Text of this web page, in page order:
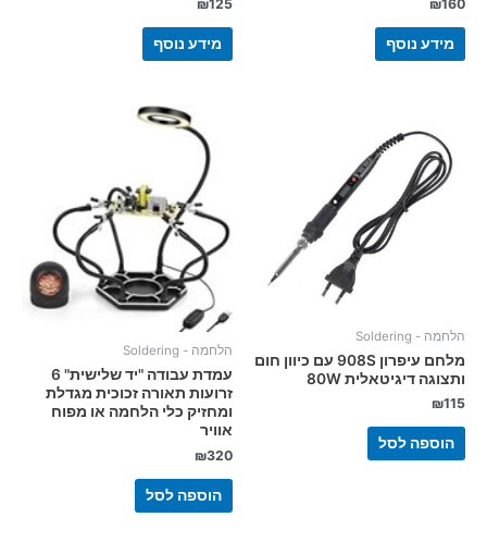
₪160
מידע נוסף
₪125
מידע נוסף
הלחמה - Soldering
מלחם עיפרון 908S עם כיוון חום
ותצוגה דיגיטאלית 80W
₪115
הוספה לסל
הלחמה - Soldering
עמדת עבודה "יד שלישית" 6
זרועות תאורה זכוכית מגדלת
ומחזיק כלי הלחמה או מפוח
אוויר
₪320
הוספה לסל